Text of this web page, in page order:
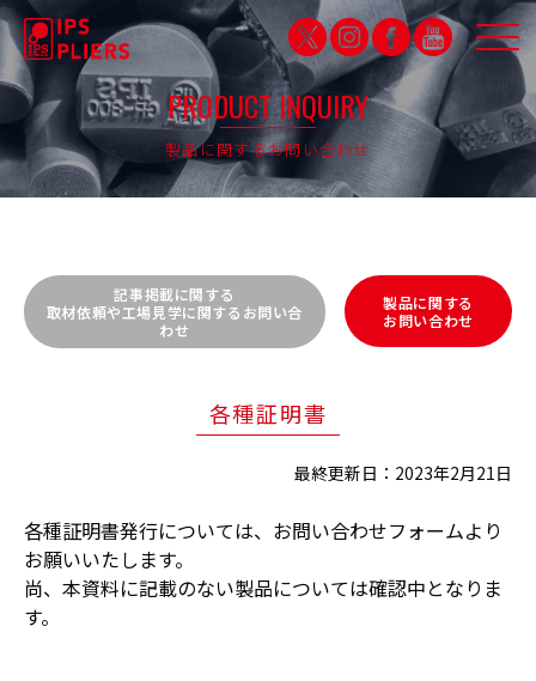
IPS QUALITY
品質保証
PARTNERSHIP
パートナシップ特設サイト
PRODUCTS
キャンプドランク
MAKING
PRODUCT INQUIRY
製品に関するお問い合わせ
記事掲載に関する
取材依頼や工場見学に関するお問い合
わせ
製品に関する
お問い合わせ
各種証明書
最終更新日：2023年2月21日
各種証明書発行については、お問い合わせフォームより
お願いいたします。
尚、本資料に記載のない製品については確認中となりま
す。